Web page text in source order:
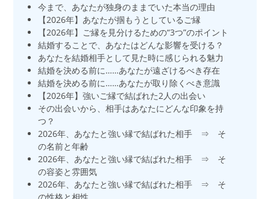
今まで、あなたが独身のままでいた本当の理由
【2026年】あなたが掴もうとしているご縁
【2026年】ご縁を見分けるための“3つ”のポイント
結婚することで、あなたはどんな影響を受ける？
あなたを結婚相手として見た時に感じられる魅力
結婚を決める前に……あなたが遠ざけるべき存在
結婚を決める前に……あなたが取り除くべき意識
【2026年】強いご縁で結ばれた2人の出会い
その出会いから、相手はあなたにどんな印象を持
つ？
2026年、あなたと強い縁で結ばれた相手 ⇒ そ
の名前と年齢
2026年、あなたと強い縁で結ばれた相手 ⇒ そ
の容姿と雰囲気
2026年、あなたと強い縁で結ばれた相手 ⇒ そ
の性格と相性